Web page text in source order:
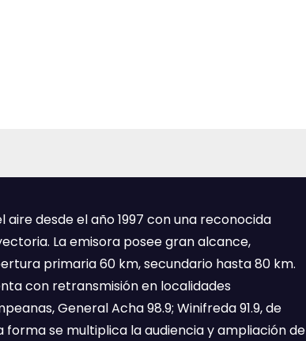
aire desde el año 1997 con una reconocida
La emisora posee gran alcance,
primaria 60 km, secundario hasta 80 km.
con retransmisión en localidades
General Acha 98.9; Winifreda 91.9, de
forma se multiplica la audiencia y ampliación de